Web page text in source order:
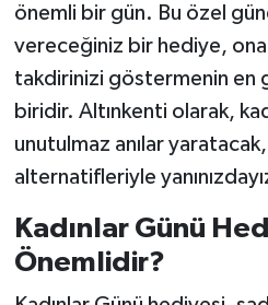
önemli bir gün. Bu özel
vereceğiniz bir hediye,
takdirinizi göstermenin en
biridir. Altınkenti olarak,
unutulmaz anılar yaratacak,
alternatifleriyle
Kadınlar Günü
Önemlidir?